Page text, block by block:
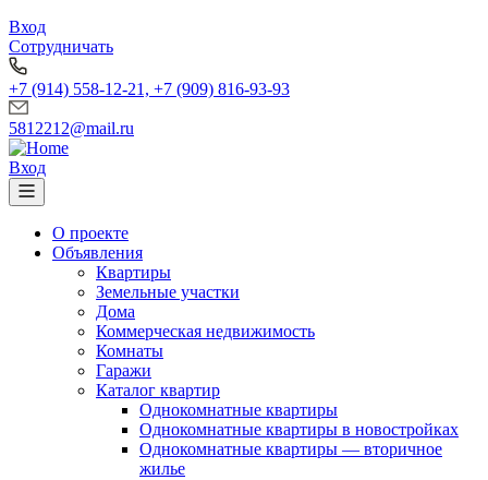
Вход
Сотрудничать
+7 (914) 558-12-21, +7 (909) 816-93-93
5812212@mail.ru
Вход
О проекте
Объявления
Квартиры
Земельные участки
Дома
Коммерческая недвижимость
Комнаты
Гаражи
Каталог квартир
Однокомнатные квартиры
Однокомнатные квартиры в новостройках
Однокомнатные квартиры — вторичное
жилье